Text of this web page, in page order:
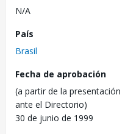
N/A
País
Brasil
Fecha de aprobación
(a partir de la presentación
ante el Directorio)
30 de junio de 1999